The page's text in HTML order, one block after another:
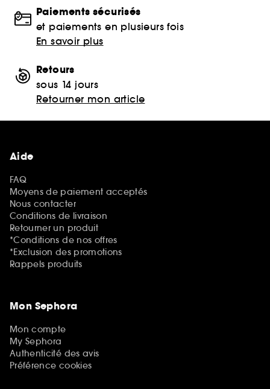
Paiements sécurisés
et paiements en plusieurs fois
En savoir plus
Retours
sous 14 jours
Retourner mon article
Aide
FAQ
Moyens de paiement acceptés
Nous contacter
Conditions de livraison
Retourner un produit
*Conditions de nos offres
*Exclusion des promotions
Rappels produits
Mon Sephora
Mon compte
My Sephora
Authenticité des avis
Préférence cookies